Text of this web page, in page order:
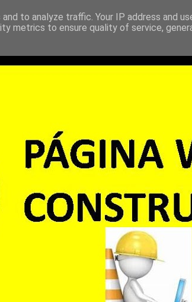
to analyze traffic. Your IP address and
metrics to ensure quality of service,